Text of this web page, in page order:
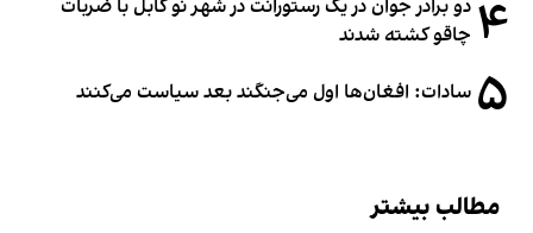
۴ دو برادر جوان در یک رستورانت در شهر نو کابل با ضربات
چاقو کشته شدند
۵ سادات: افغان‌ها اول می‌جنگند بعد سیاست می‌کنند
مطالب بیشتر